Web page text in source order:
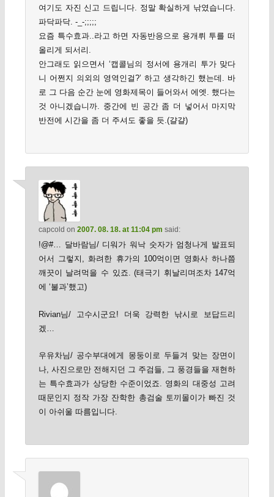
여기도 자진 신고 드립니다. 정말 확실하게 낚였습니다.
파닥파닥. -_-;;;;;
요즘 특수효과..라고 하면 자동반응으로 용개뤼 투를 떠
올리게 되서리.
안그래도 읽으면서 ‘캡콜님의 정서에 용개리 투가 맞다
니 어쩐지 의외의 영역인걸?’ 하고 생각하긴 했는데. 바
로 그 다음 순간 눈에 영화제목이 들어와서 에엣. 했다는
것 아니겠습니까. 중간에 빈 공간 좀 더 넣어서 마지막
반전에 시간을 좀 더 주셔도 좋을 듯.(걀걀)
capcold on 2007. 08. 18. at 11:04 pm said:
!@#… 달바람님/ 디워가 워낙 숫자가 엄청나게 발표되
어서 그렇지, 화려한 휴가의 100억이면 영화사 하나쯤
깨끗이 날려먹을 수 있죠. (태극기 휘날리며조차 147억
에 ‘불과’했고)
Rivian님/ 고수시군요! 더욱 강력한 낚시로 보답드리
겠…
우유차님/ 공수부대에게 몽둥이로 두들겨 맞는 장면이
나, 사진으로만 전해지던 그 주검들, 그 풍경들을 재현하
는 특수효과가 상당한 수준이었죠. 영화의 대중성 고려
때문인지 정작 가장 잔학한 총검술 토끼몰이가 빠진 것
이 아쉬울 따름입니다.